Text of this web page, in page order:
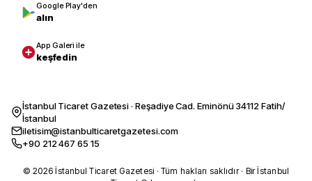
Google Play'den
alın
App Galeri ile
keşfedin
İstanbul Ticaret Gazetesi · Reşadiye Cad. Eminönü 34112 Fatih/
İstanbul
iletisim@istanbulticaretgazetesi.com
+90 212 467 65 15
© 2026 İstanbul Ticaret Gazetesi · Tüm hakları saklıdır · Bir İstanbul